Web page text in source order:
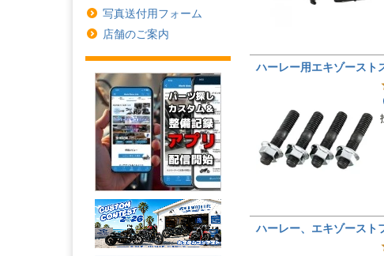
写真送付用フォーム
店舗のご案内
ハーレー用エキゾースト
ハーレー、エキゾース